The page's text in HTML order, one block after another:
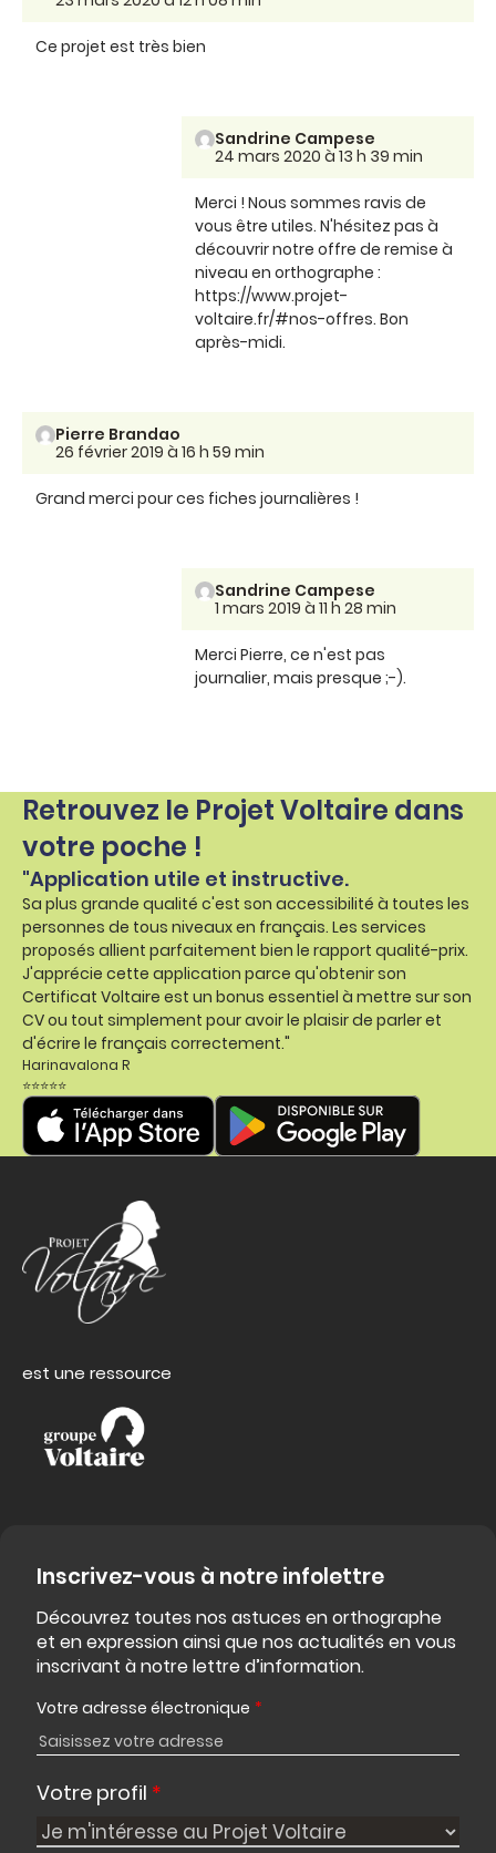
Ce projet est très bien
Sandrine Campese
24 mars 2020 à 13 h 39 min
Merci ! Nous sommes ravis de
vous être utiles. N'hésitez pas à
découvrir notre offre de remise à
niveau en orthographe :
https://www.projet-
voltaire.fr/#nos-offres. Bon
après-midi.
Pierre Brandao
26 février 2019 à 16 h 59 min
Grand merci pour ces fiches journalières !
Sandrine Campese
1 mars 2019 à 11 h 28 min
Merci Pierre, ce n'est pas
journalier, mais presque ;-).
Retrouvez le Projet Voltaire dans
votre poche !
"Application utile et instructive.
Sa plus grande qualité c'est son accessibilité à toutes les
personnes de tous niveaux en français. Les services
proposés allient parfaitement bien le rapport qualité-prix.
J'apprécie cette application parce qu'obtenir son
Certificat Voltaire est un bonus essentiel à mettre sur son
CV ou tout simplement pour avoir le plaisir de parler et
d'écrire le français correctement."
Harinavalona R
⭐⭐⭐⭐⭐
est une ressource
Inscrivez-vous à notre infolettre
Découvrez toutes nos astuces en orthographe
et en expression ainsi que nos actualités en vous
inscrivant à notre lettre d’information.
Votre adresse électronique *
Votre profil *